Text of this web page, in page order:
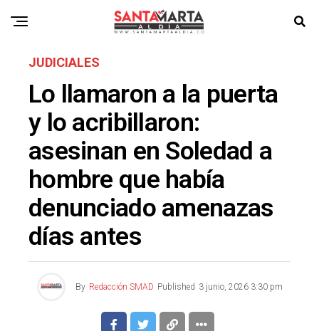
JUDICIALES
Lo llamaron a la puerta
y lo acribillaron:
asesinan en Soledad a
hombre que había
denunciado amenazas
días antes
By Redacción SMAD Published 3 junio, 2026 3:30 pm